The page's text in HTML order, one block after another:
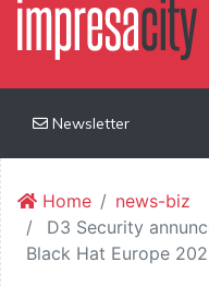
Newsletter
Home
news-biz
D3 Security
Black Hat Europe